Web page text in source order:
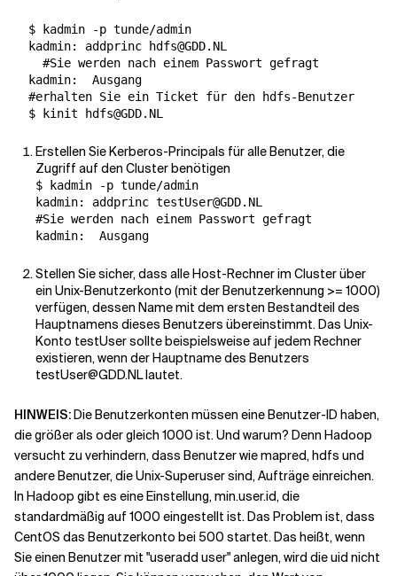
  $ kadmin -p tunde/admin
  kadmin: addprinc hdfs@GDD.NL
#Sie werden nach einem Passwort gefragt
  kadmin:
Ausgang
#erhalten Sie ein Ticket für den hdfs-Benutzer
Erstellen Sie Kerberos-Principals für alle Benutzer, die
Zugriff auf den Cluster benötigen
$ kadmin -p tunde/admin
#Sie werden nach einem Passwort gefragt
kadmin: Ausgang
Stellen Sie sicher, dass alle Host-Rechner im Cluster über
ein Unix-Benutzerkonto (mit der Benutzerkennung >= 1000)
verfügen, dessen Name mit dem ersten Bestandteil des
Hauptnamens dieses Benutzers übereinstimmt. Das Unix-
Konto testUser sollte beispielsweise auf jedem Rechner
existieren, wenn der Hauptname des Benutzers
testUser@GDD.NL lautet.
HINWEIS:Die Benutzerkonten müssen eine Benutzer-ID haben,
die größer als oder gleich 1000 ist. Und warum? Denn Hadoop
versucht zu verhindern, dass Benutzer wie mapred, hdfs und
andere Benutzer, die Unix-Superuser sind, Aufträge einreichen.
In Hadoop gibt es eine Einstellung, min.user.id, die
standardmäßig auf 1000 eingestellt ist. Das Problem ist, dass
CentOS das Benutzerkonto bei 500 startet. Das heißt, wenn
Sie einen Benutzer mit "useradd user" anlegen, wird die uid nicht